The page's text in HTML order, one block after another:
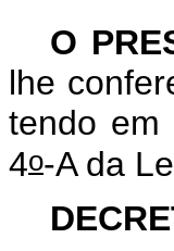
O
lhe
tendo em
4o-A da